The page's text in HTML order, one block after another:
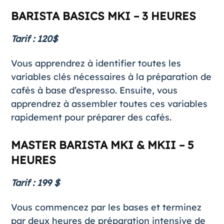
BARISTA BASICS MKI – 3 HEURES
Tarif : 120$
Vous apprendrez à identifier toutes les
variables clés nécessaires à la préparation de
cafés à base d’espresso. Ensuite, vous
apprendrez à assembler toutes ces variables
rapidement pour préparer des cafés.
MASTER BARISTA MKI & MKII – 5
HEURES
Tarif : 199 $
Vous commencez par les bases et terminez
par deux heures de préparation intensive de